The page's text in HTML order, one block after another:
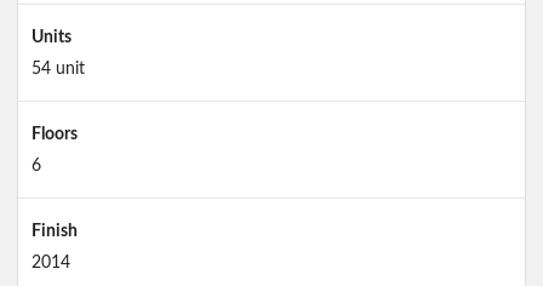
Units
54 unit
Floors
6
Finish
2014